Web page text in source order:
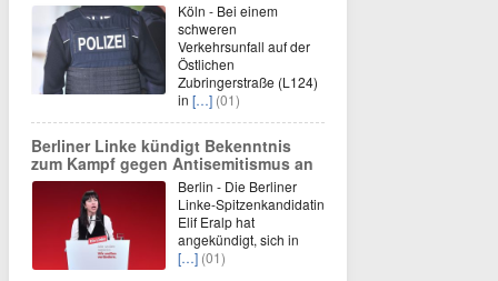
Köln - Bei einem
schweren
Verkehrsunfall auf der
Östlichen
Zubringerstraße (L124)
in […] (01)
Berliner Linke kündigt Bekenntnis
zum Kampf gegen Antisemitismus an
Berlin - Die Berliner
Linke-Spitzenkandidatin
Elif Eralp hat
angekündigt, sich in
[…] (01)